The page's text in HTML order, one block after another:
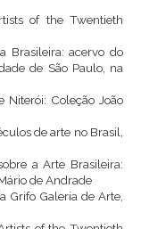
of the Twentieth
Brasileira: acervo do
de São Paulo, na
Niterói: Coleção João
de arte no Brasil,
a Arte Brasileira:
de Andrade
Grifo Galeria de Arte,